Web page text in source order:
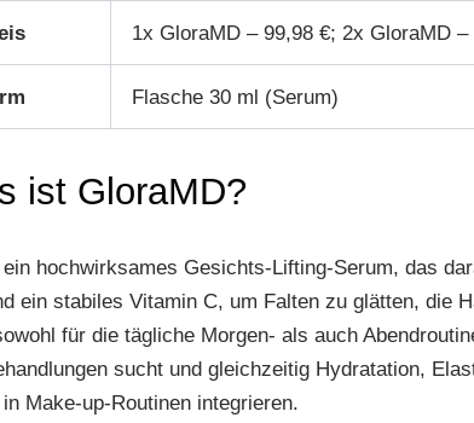
1x GloraMD – 99,98 €; 2x GloraMD
Flasche 30 ml (Serum)
ist GloraMD?
hochwirksames Gesichts-Lifting-Serum, das
ein stabiles Vitamin C, um Falten zu glätten, die
für die tägliche Morgen- als auch
sucht und gleichzeitig Hydratation,
Make-up-Routinen integrieren.